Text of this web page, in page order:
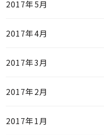
2017年5月
2017年4月
2017年3月
2017年2月
2017年1月